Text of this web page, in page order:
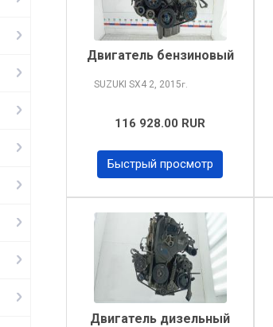
Двигатель бензиновый
SUZUKI SX4 2, 2015г.
116 928.00 RUR
Быстрый просмотр
Двигатель дизельный